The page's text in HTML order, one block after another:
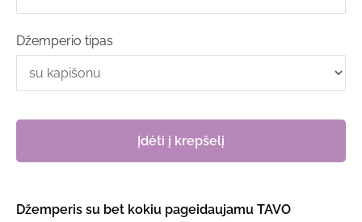
Džemperio tipas
Įdėti į krepšelį
Džemperis su bet kokiu pageidaujamu TAVO